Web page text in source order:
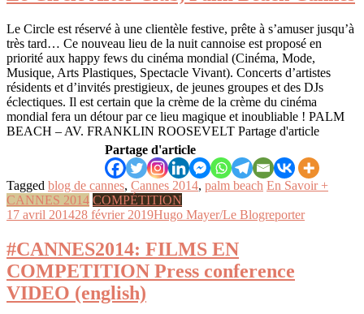
Le Circle est réservé à une clientèle festive, prête à s’amuser jusqu’à
très tard… Ce nouveau lieu de la nuit cannoise est proposé en
priorité aux happy fews du cinéma mondial (Cinéma, Mode,
Musique, Arts Plastiques, Spectacle Vivant). Concerts d’artistes
résidents et d’invités prestigieux, de jeunes groupes et des DJs
éclectiques. Il est certain que la crème de la crème du cinéma
mondial fera un détour par ce lieu magique et inoubliable ! PALM
BEACH – AV. FRANKLIN ROOSEVELT Partage d'article
Partage d'article
Tagged blog de cannes, Cannes 2014, palm beach En Savoir +
CANNES 2014 COMPÉTITION
17 avril 201428 février 2019Hugo Mayer/Le Blogreporter
#CANNES2014: FILMS EN
COMPETITION Press conference
VIDEO (english)